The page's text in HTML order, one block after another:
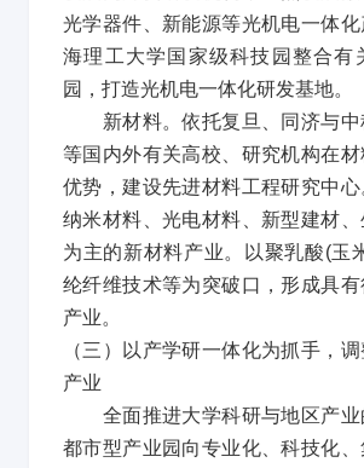
光学器件、新能源等光机电一体
海理工大学国家级科技园整合有
园，打造光机电一体化研发基地。
新材料。依托复旦、同济与中
等国内外有关高校、研究机构在
优势，建设先进材料工程研究中
纳米材料、光电材料、新型建材
为主的新材料产业。以聚乳酸(玉
纶纤维技术等为突破口，形成具
产业。
（三）以产学研一体化为抓手，
产业
全面推进大学科研与地区产业
都市型产业园向专业化、科技化、